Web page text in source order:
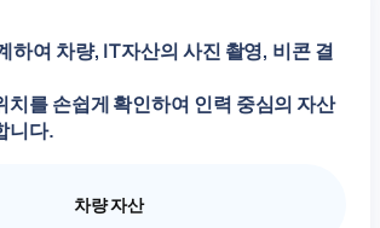
하여 차량, IT자산의사진 촬영, 비콘 결
치를 손쉽게 확인하여 인력 중심의 자산
니다.
차량 자산